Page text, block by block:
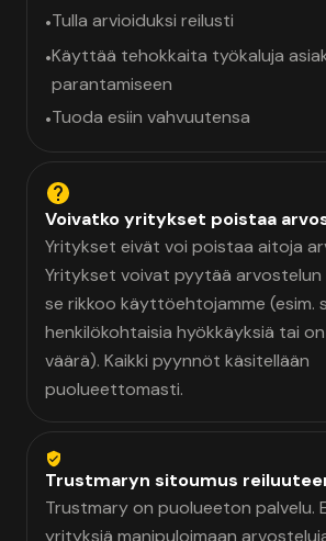
•Tulla arvioiduksi reilusti
•Käyttää tehokkaita työkaluja
parantamiseen
•Tuoda esiin vahvuutensa
Voivatko yritykset poistaa
Yritykset eivät voi poistaa aitoja
Yritykset voivat pyytää
se rikkoo käyttöehtojamme (esim.
henkilökohtaisia hyökkäyksiä tai
väärä). Kaikki pyynnöt käsitellään
puolueettomasti.
Trustmaryn sitoumus
Trustmary on puolueeton palvelu.
yrityksiä manipuloimaan